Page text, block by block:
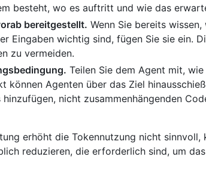
besteht, wo es auftritt und wie das
bereitgestellt. Wenn Sie bereits
Eingaben wichtig sind, fügen Sie sie ein.
zu vermeiden.
Teilen Sie dem Agent mit,
können Agenten über das Ziel
nicht zusammenhängenden
erhöht die Tokennutzung nicht sinnvoll,
reduzieren, die erforderlich sind, um